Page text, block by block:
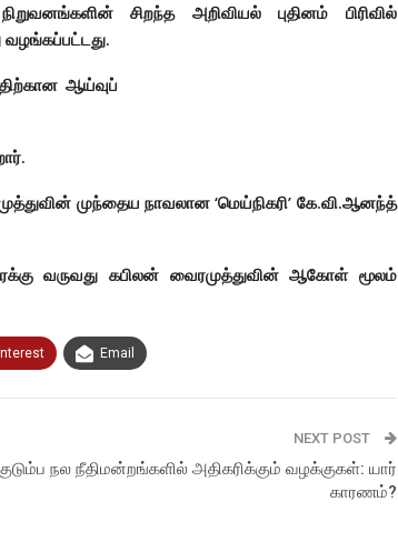
சிறந்த அறிவியல் புதினம் பிரிவில்
வழங்கப்பட்டது.
ஆய்வுப்
முந்தைய நாவலான ‘மெய்நிகரி’ கே.வி.ஆனந்த்
வருவது கபிலன் வைரமுத்துவின் ஆகோள் மூலம்
Email
NEXT POST
நல நீதிமன்றங்களில் அதிகரிக்கும் வழக்குகள்: யார்
காரணம்?